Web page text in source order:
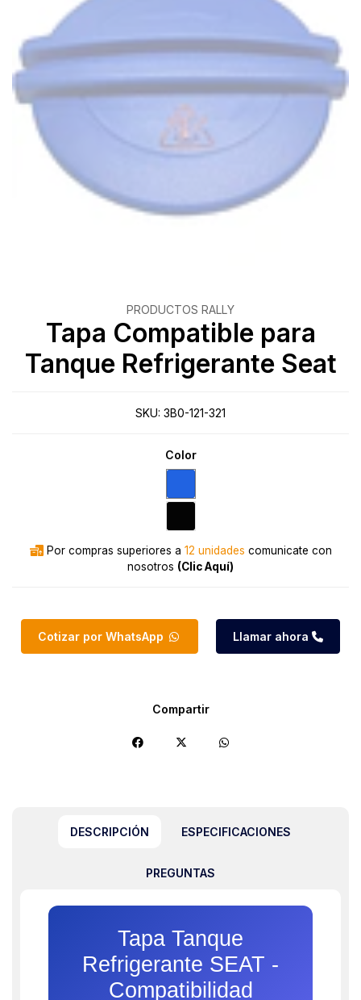
PRODUCTOS RALLY
Tapa Compatible para
Tanque Refrigerante Seat
SKU: 3B0-121-321
Color
Por compras superiores a 12 unidades comunicate con
nosotros (Clic Aquí)
Cotizar por WhatsApp Llamar ahora
Compartir
DESCRIPCIÓN ESPECIFICACIONES
PREGUNTAS
Tapa Tanque
Refrigerante SEAT -
Compatibilidad